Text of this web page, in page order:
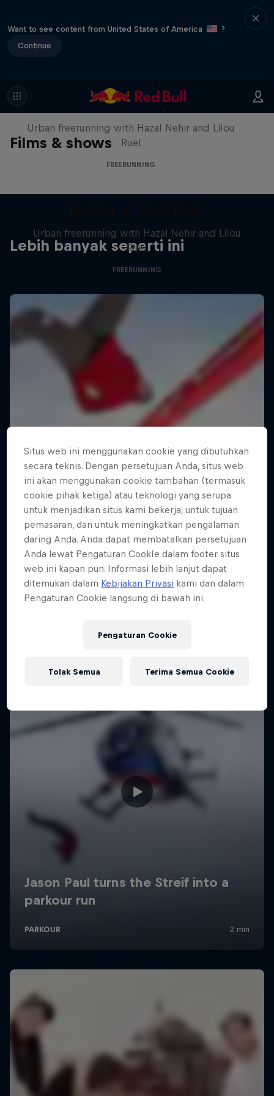
Want to see content from United States of America
?
Continue
Films & shows
Making of Roof Rush
Urban freerunning with Hazal Nehir and Lilou
Ruel
FREERUNNING
Lebih banyak seperti ini
Urban freerunning with Hazal Nehir and Lilou
Ruel
FREERUNNING
Situs web ini menggunakan cookie yang dibutuhkan
secara teknis. Dengan persetujuan Anda, situs web
ini akan menggunakan cookie tambahan (termasuk
cookie pihak ketiga) atau teknologi yang serupa
untuk menjadikan situs kami bekerja, untuk tujuan
pemasaran, dan untuk meningkatkan pengalaman
daring Anda. Anda dapat membatalkan persetujuan
Anda lewat Pengaturan CookIe dalam footer situs
web ini kapan pun. Informasi lebih lanjut dapat
ditemukan dalam Kebijakan Privasi kami dan dalam
Pengaturan Cookie langsung di bawah ini.
Pengaturan Cookie
Tolak Semua Terima Semua Cookie